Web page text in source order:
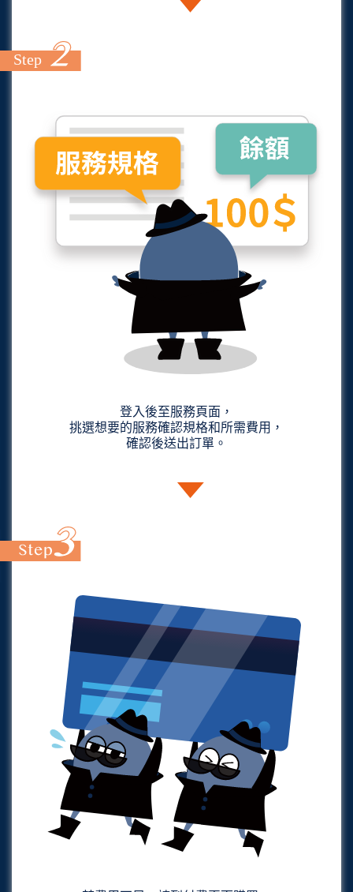
登入後至服務頁面，
挑選想要的服務確認規格和所需費用，
確認後送出訂單。